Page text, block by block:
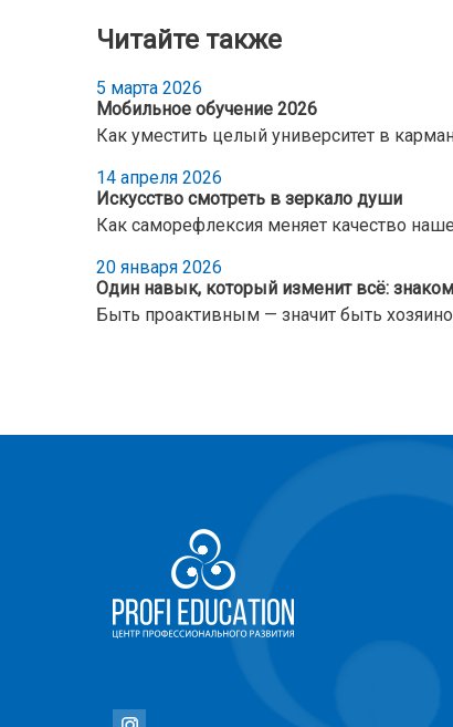
Читайте также
5 марта 2026
Мобильное обучение 2026
Как уместить целый университет в
14 апреля 2026
Искусство смотреть в зеркало души
Как саморефлексия меняет качество
20 января 2026
Один навык, который изменит всё:
Быть проактивным — значит быть